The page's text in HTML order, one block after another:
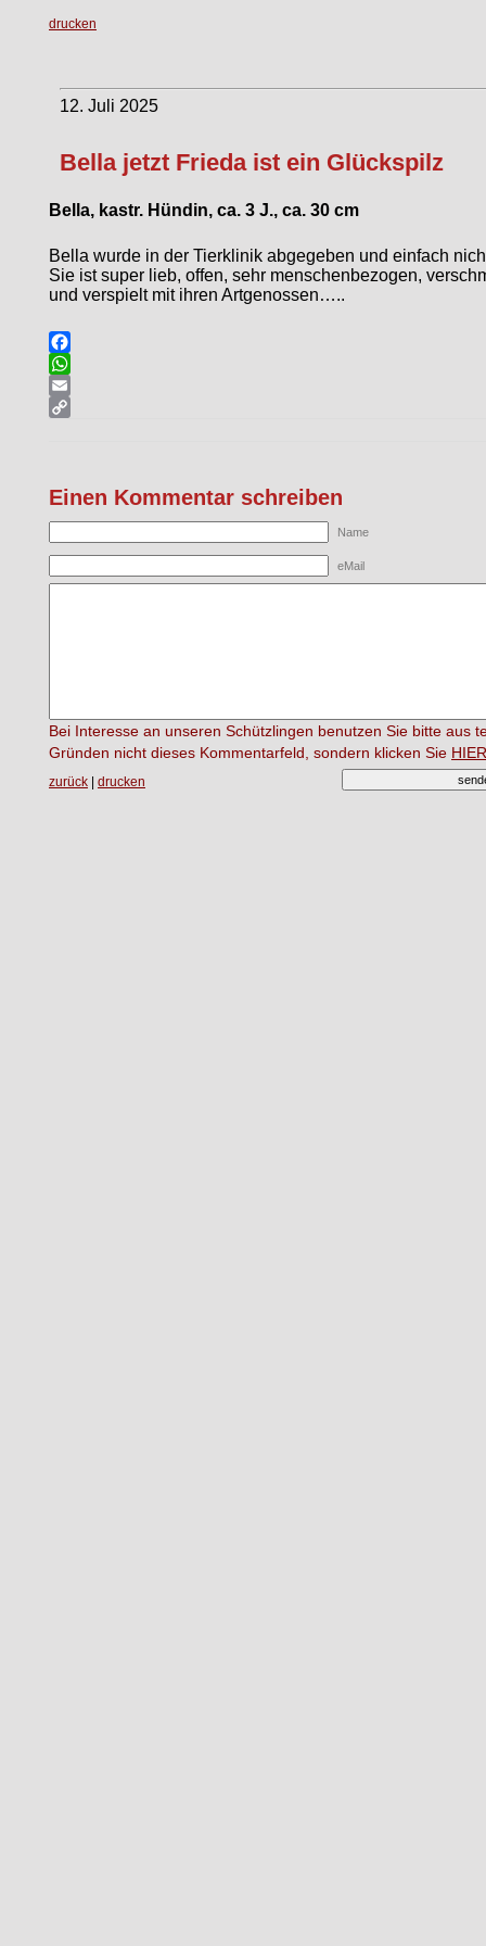
drucken
12. Juli 2025
Bella jetzt Frieda ist ein Glückspilz
Bella, kastr. Hündin, ca. 3 J., ca. 30 cm
Bella wurde in der Tierklinik abgegeben und einfach
Sie ist super lieb, offen, sehr menschenbezogen,
und verspielt mit ihren Artgenossen…..
Facebook
WhatsApp
Email
Einen Kommentar schreiben
Name
eMail
Bei Interesse an unseren Schützlingen benutzen Sie bitte aus
Gründen nicht dieses Kommentarfeld, sondern klicken Sie HIER
zurück drucken